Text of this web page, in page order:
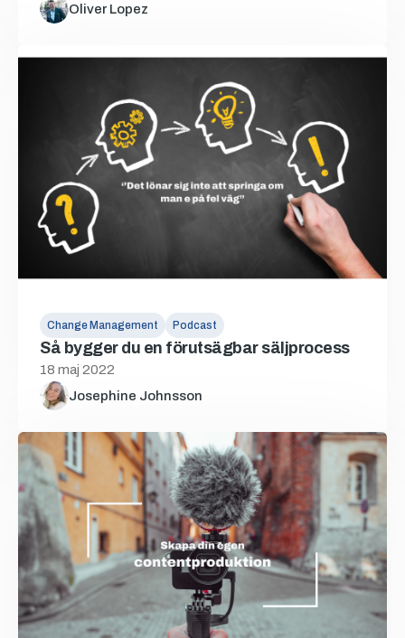
Oliver Lopez
Change Management Podcast
Så bygger du en förutsägbar säljprocess
18 maj 2022
Josephine Johnsson